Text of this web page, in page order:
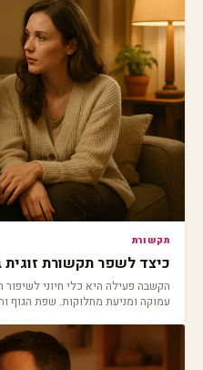
תקשורת
כיצד לשפר תקשורת
הקשבה פעילה היא כלי חיוני
עמוקה ומניעת מחלוקות. שפת הגוף